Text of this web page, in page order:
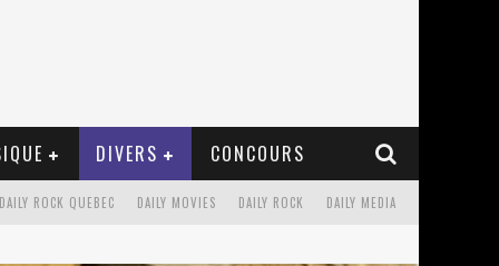
DIVERS CONCOURS
DAILY MEDIA
DAILY ROCK
DAILY MOVIES
DAILY ROCK QUEBEC